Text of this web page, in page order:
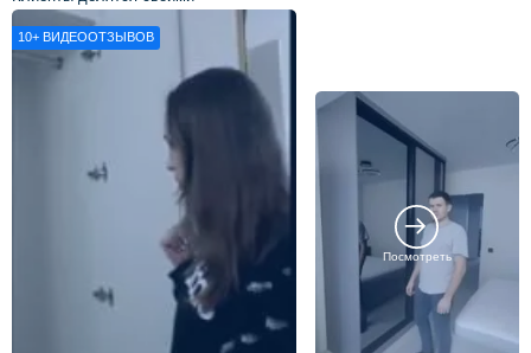
впечатлениями о нашей работе
10+ ВИДЕООТЗЫВОВ
Посмотреть